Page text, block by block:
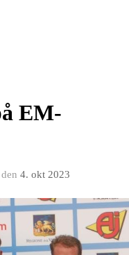
EM-
den 4. okt 2023